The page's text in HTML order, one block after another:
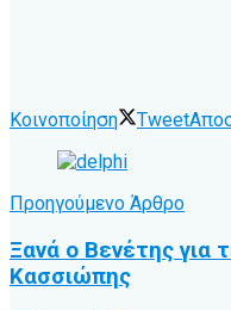
Κοινοποίηση Tweet
Προηγούμενο Άρθρο
Ξανά ο Βενέτης για
Κασσιώπης